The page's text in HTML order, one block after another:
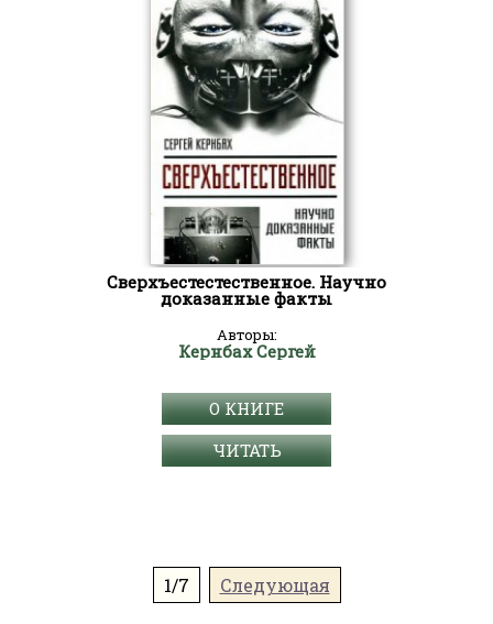
Сверхъестестественное. Научно
доказанные факты
Авторы:
Кернбах Сергей
О КНИГЕ
ЧИТАТЬ
1/7 Следующая